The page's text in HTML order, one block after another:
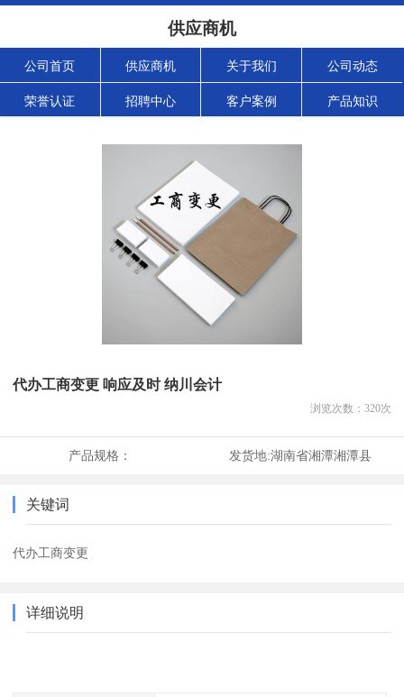
供应商机
公司首页 供应商机 关于我们 公司动态
荣誉认证 招聘中心 客户案例 产品知识
代办工商变更 响应及时 纳川会计
浏览次数： 320次
产品规格： 发货地:湖南省湘潭湘潭县
关键词
代办工商变更
详细说明